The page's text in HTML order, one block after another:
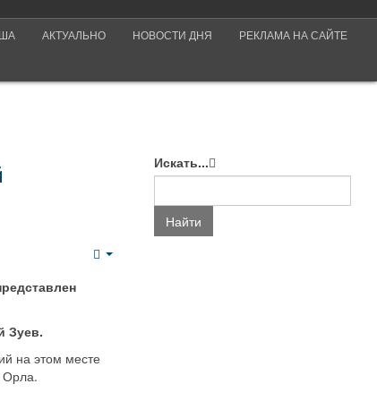
АКТУАЛЬНО НОВОСТИ ДНЯ РЕКЛАМА НА САЙТЕ
Зуев.
на этом месте
Орла.
Искать...
Найти